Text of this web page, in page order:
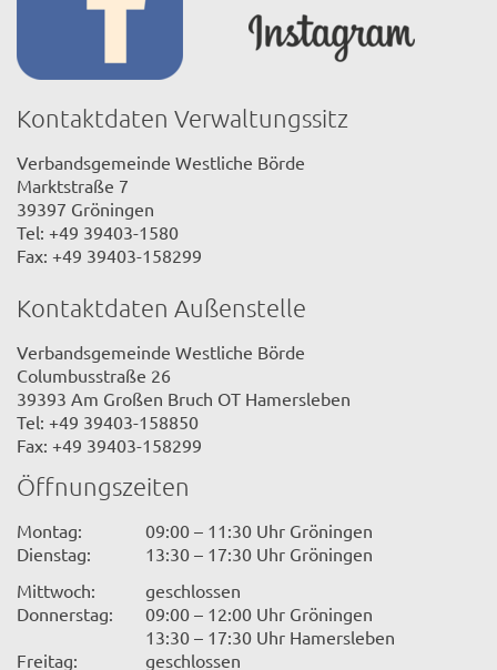
Kontaktdaten Verwaltungssitz
Verbandsgemeinde Westliche Börde
Marktstraße 7
39397 Gröningen
Tel: +49 39403-1580
Fax: +49 39403-158299
Kontaktdaten Außenstelle
Verbandsgemeinde Westliche Börde
Columbusstraße 26
39393 Am Großen Bruch OT Hamersleben
Tel: +49 39403-158850
Fax: +49 39403-158299
Öffnungszeiten
Montag:
09:00 – 11:30 Uhr Gröningen
Dienstag:
13:30 – 17:30 Uhr Gröningen
Mittwoch:
geschlossen
Donnerstag:
09:00 – 12:00 Uhr Gröningen
13:30 – 17:30 Uhr Hamersleben
Freitag:
geschlossen